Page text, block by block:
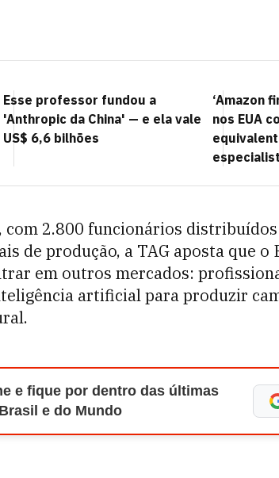
Esse professor fundou a
'Anthropic da China' — e ela vale
US$ 6,6 bilhões
‘Amazon
nos EUA
com 2.800 funcionários
de produção, a TAG aposta que o
em outros mercados:
artificial para produzir
e fique por dentro das últimas
e do Mundo